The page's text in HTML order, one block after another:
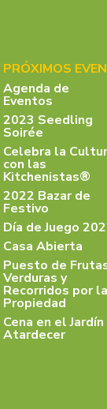
PRÓXIMOS
Agenda de
Eventos
2023 Seedling
Soirée
Celebra la
con las
Kitchenistas®
2022 Bazar de
Festivo
Día de Juego
Casa Abierta
Puesto de
Verduras y
Recorridos por la
Propiedad
Cena en el
Atardecer